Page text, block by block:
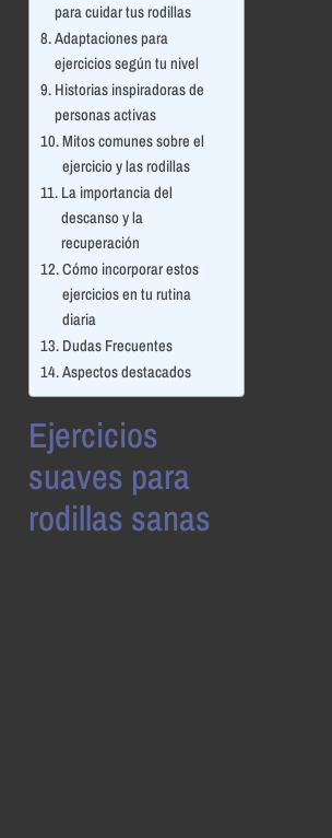
para cuidar tus rodillas
Adaptaciones para
ejercicios según tu nivel
Historias inspiradoras de
personas activas
Mitos comunes sobre el
ejercicio y las rodillas
La importancia del
descanso y la
recuperación
Cómo incorporar estos
ejercicios en tu rutina
diaria
Dudas Frecuentes
Aspectos destacados
Ejercicios
suaves para
rodillas sanas